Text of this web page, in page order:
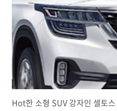
고는 있지만, 셀토스에게는 비빌 수 없
대해서 알아보겠습니다 셀토스의 외관
기존 셀토..
Hot한 소형 SUV 강자인 셀토